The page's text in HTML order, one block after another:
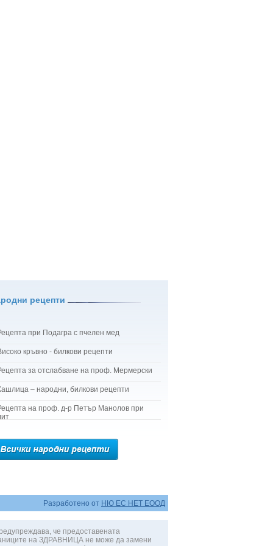
рецепти
при Подагра с пчелен мед
кръвно - билкови рецепти
за отслабване на проф. Мермерски
– народни, билкови рецепти
на проф. д-р Петър Манолов при
Разработено от НЮ ЕС НЕТ ЕООД
че предоставената
на ЗДРАВНИЦА не може да замени